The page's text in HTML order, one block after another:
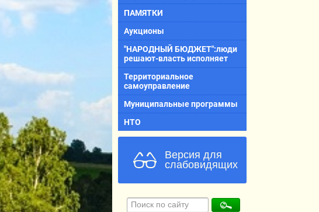
ПАМЯТКИ
Аукционы
"НАРОДНЫЙ БЮДЖЕТ":люди
решают-власть исполняет
Территориальное
самоуправление
Муниципальные программы
НТО
Версия для
слабовидящих